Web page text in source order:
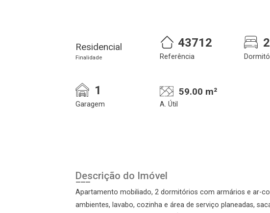
Residencial
Finalidade
43712
Referência
2
1
Garagem
59.00 m²
A. Útil
Descrição do Imóvel
Apartamento mobiliado, 2 dormitórios com armários e ar-
ambientes, lavabo, cozinha e área de serviço planeadas,